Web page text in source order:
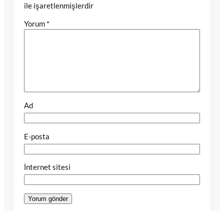
ile işaretlenmişlerdir
Yorum *
Ad
E-posta
İnternet sitesi